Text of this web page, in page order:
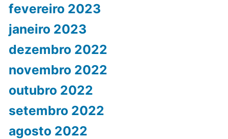
fevereiro 2023
janeiro 2023
dezembro 2022
novembro 2022
outubro 2022
setembro 2022
agosto 2022